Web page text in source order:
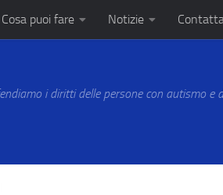
Cosa puoi fare Notizie
i diritti delle persone con autismo e